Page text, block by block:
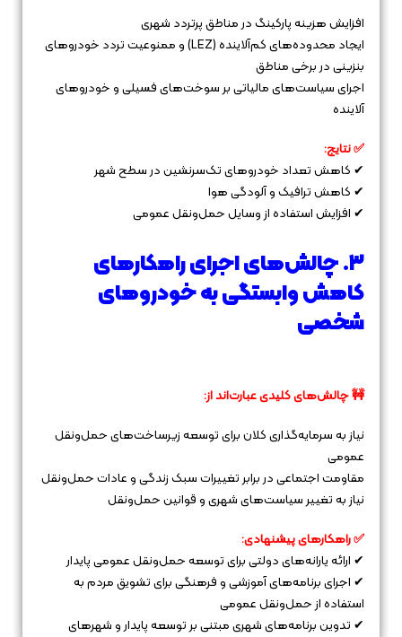
افزایش هزینه پارکینگ در مناطق پرتردد شهری
ایجاد محدوده‌های کم‌آلاینده (LEZ) و ممنوعیت تردد خودروهای
بنزینی در برخی مناطق
اجرای سیاست‌های مالیاتی بر سوخت‌های فسیلی و خودروهای
آلاینده
✅ نتایج:
✔ کاهش تعداد خودروهای تک‌سرنشین در سطح شهر
✔ کاهش ترافیک و آلودگی هوا
✔ افزایش استفاده از وسایل حمل‌ونقل عمومی
۳. چالش‌های اجرای راهکارهای
کاهش وابستگی به خودروهای
شخصی
🚧 چالش‌های کلیدی عبارت‌اند از:
نیاز به سرمایه‌گذاری کلان برای توسعه زیرساخت‌های حمل‌ونقل
عمومی
مقاومت اجتماعی در برابر تغییرات سبک زندگی و عادات حمل‌ونقل
نیاز به تغییر سیاست‌های شهری و قوانین حمل‌ونقل
✅ راهکارهای پیشنهادی:
✔ ارائه یارانه‌های دولتی برای توسعه حمل‌ونقل عمومی پایدار
✔ اجرای برنامه‌های آموزشی و فرهنگی برای تشویق مردم به
استفاده از حمل‌ونقل عمومی
✔ تدوین برنامه‌های شهری مبتنی بر توسعه پایدار و شهرهای